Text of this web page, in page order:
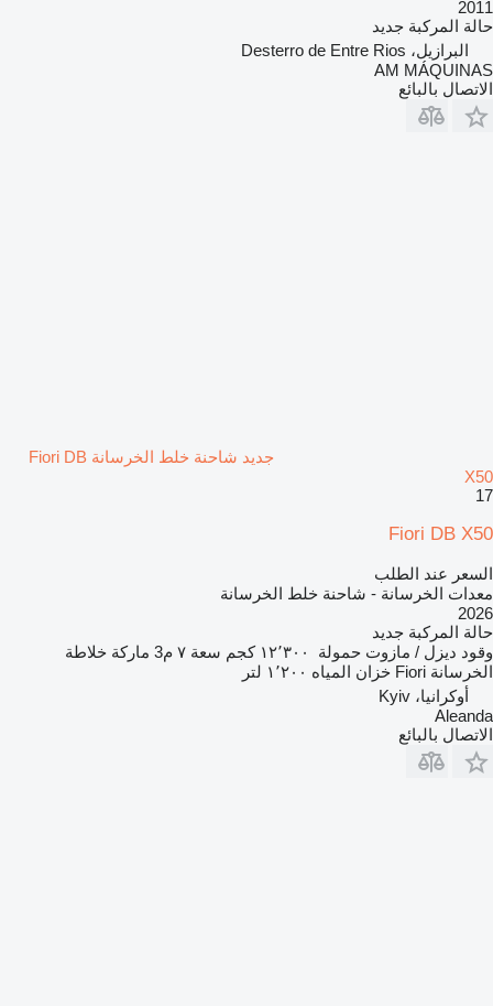
2011
حالة المركبة جديد
البرازيل، Desterro de Entre Rios
AM MÁQUINAS
الاتصال بالبائع
جديد شاحنة خلط الخرسانة Fiori DB
X50
17
Fiori DB X50
السعر عند الطلب
معدات الخرسانة - شاحنة خلط الخرسانة
2026
حالة المركبة جديد
وقود ديزل / مازوت حمولة ١٢٬٣٠٠ كجم سعة ٧ م3
ماركة خلاطة
الخرسانة Fiori خزان المياه ١٬٢٠٠ لتر
أوكرانيا، Kyiv
Aleanda
الاتصال بالبائع